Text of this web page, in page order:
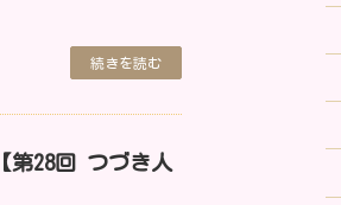
続きを読む
【第28回 つづき人